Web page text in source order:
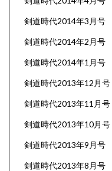
剣道時代2014年3月号
剣道時代2014年2月号
剣道時代2014年1月号
剣道時代2013年12月号
剣道時代2013年11月号
剣道時代2013年10月号
剣道時代2013年9月号
剣道時代2013年8月号